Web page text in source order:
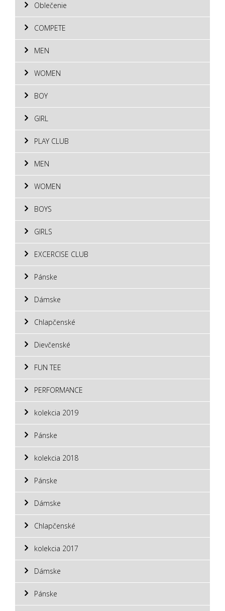
Oblečenie
COMPETE
MEN
WOMEN
BOY
GIRL
PLAY CLUB
MEN
WOMEN
BOYS
GIRLS
EXCERCISE CLUB
Pánske
Dámske
Chlapčenské
Dievčenské
FUN TEE
PERFORMANCE
kolekcia 2019
Pánske
kolekcia 2018
Pánske
Dámske
Chlapčenské
kolekcia 2017
Dámske
Pánske